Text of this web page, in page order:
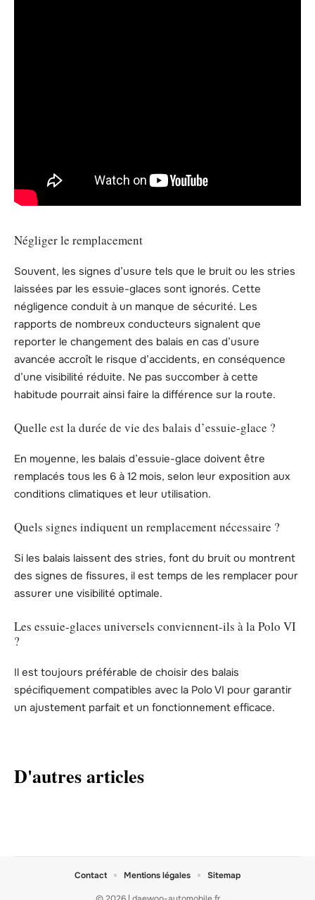
Négliger le remplacement
Souvent, les signes d’usure tels que le bruit ou les stries
laissées par les essuie-glaces sont ignorés. Cette
négligence conduit à un manque de sécurité. Les
rapports de nombreux conducteurs signalent que
reporter le changement des balais en cas d’usure
avancée accroît le risque d’accidents, en conséquence
d’une visibilité réduite. Ne pas succomber à cette
habitude pourrait ainsi faire la différence sur la route.
Quelle est la durée de vie des balais d’essuie-glace ?
En moyenne, les balais d’essuie-glace doivent être
remplacés tous les 6 à 12 mois, selon leur exposition aux
conditions climatiques et leur utilisation.
Quels signes indiquent un remplacement nécessaire ?
Si les balais laissent des stries, font du bruit ou montrent
des signes de fissures, il est temps de les remplacer pour
assurer une visibilité optimale.
Les essuie-glaces universels conviennent-ils à la Polo VI
?
Il est toujours préférable de choisir des balais
spécifiquement compatibles avec la Polo VI pour garantir
un ajustement parfait et un fonctionnement efficace.
D'autres articles
Contact Mentions légales Sitemap